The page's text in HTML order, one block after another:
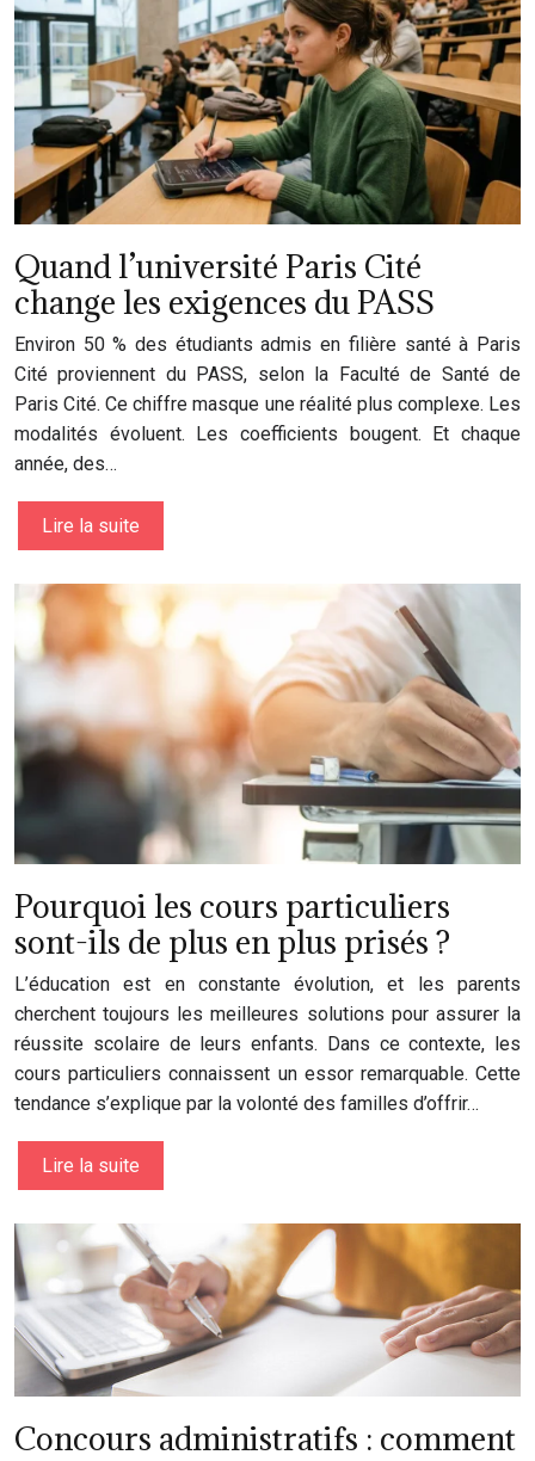
Quand l’université Paris Cité
change les exigences du PASS
Environ 50 % des étudiants admis en filière santé à Paris
Cité proviennent du PASS, selon la Faculté de Santé de
Paris Cité. Ce chiffre masque une réalité plus complexe. Les
modalités évoluent. Les coefficients bougent. Et chaque
année, des…
Lire la suite
Pourquoi les cours particuliers
sont-ils de plus en plus prisés ?
L’éducation est en constante évolution, et les parents
cherchent toujours les meilleures solutions pour assurer la
réussite scolaire de leurs enfants. Dans ce contexte, les
cours particuliers connaissent un essor remarquable. Cette
tendance s’explique par la volonté des familles d’offrir…
Lire la suite
Concours administratifs : comment